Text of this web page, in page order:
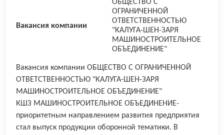
Вакансия компании
ОБЩЕСТВО С
ОГРАНИЧЕННОЙ
ОТВЕТСТВЕННОСТЬЮ
"КАЛУГА-ШЕН-ЗАРЯ
МАШИНОСТРОИТЕЛЬНОЕ
ОБЪЕДИНЕНИЕ"
Вакансия компании ОБЩЕСТВО С ОГРАНИЧЕННОЙ
ОТВЕТСТВЕННОСТЬЮ "КАЛУГА-ШЕН-ЗАРЯ
МАШИНОСТРОИТЕЛЬНОЕ ОБЪЕДИНЕНИЕ"
КШЗ МАШИНОСТРОИТЕЛЬНОЕ ОБЪЕДИНЕНИЕ-
приоритетным направлением развития предприятия
стал выпуск продукции оборонной тематики. В